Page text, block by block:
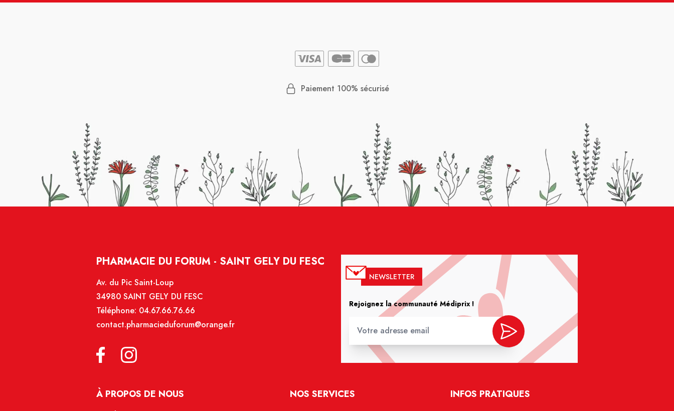
Paiement 100% sécurisé
PHARMACIE DU FORUM - SAINT GELY DU FESC
Av. du Pic Saint-Loup
34980 SAINT GELY DU FESC
Téléphone: 04.67.66.76.66
contact.pharmacieduforum@orange.fr
NEWSLETTER
Rejoignez la communauté Médiprix !
À PROPOS DE NOUS NOS SERVICES INFOS PRATIQUES